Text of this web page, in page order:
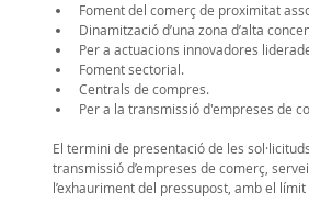
Foment del comerç de proximitat
Dinamització d’una zona d’alta
Per a actuacions innovadores
Foment sectorial.
Centrals de compres.
Per a la transmissió d'empreses de
El termini de presentació de les
transmissió d’empreses de comerç,
l’exhauriment del pressupost, amb el